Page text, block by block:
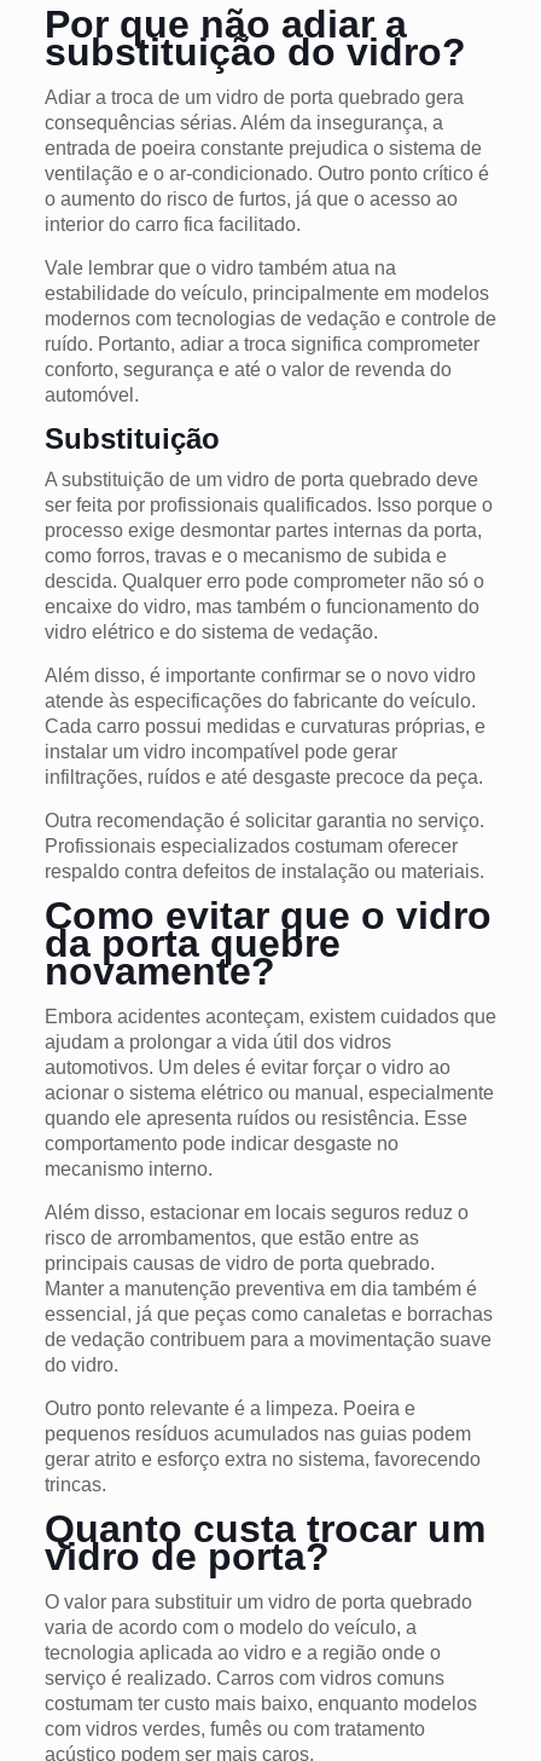
Por que não adiar a
substituição do vidro?
Adiar a troca de um vidro de porta quebrado gera
consequências sérias. Além da insegurança, a
entrada de poeira constante prejudica o sistema de
ventilação e o ar-condicionado. Outro ponto crítico é
o aumento do risco de furtos, já que o acesso ao
interior do carro fica facilitado.
Vale lembrar que o vidro também atua na
estabilidade do veículo, principalmente em modelos
modernos com tecnologias de vedação e controle de
ruído. Portanto, adiar a troca significa comprometer
conforto, segurança e até o valor de revenda do
automóvel.
Substituição
A substituição de um vidro de porta quebrado deve
ser feita por profissionais qualificados. Isso porque o
processo exige desmontar partes internas da porta,
como forros, travas e o mecanismo de subida e
descida. Qualquer erro pode comprometer não só o
encaixe do vidro, mas também o funcionamento do
vidro elétrico e do sistema de vedação.
Além disso, é importante confirmar se o novo vidro
atende às especificações do fabricante do veículo.
Cada carro possui medidas e curvaturas próprias, e
instalar um vidro incompatível pode gerar
infiltrações, ruídos e até desgaste precoce da peça.
Outra recomendação é solicitar garantia no serviço.
Profissionais especializados costumam oferecer
respaldo contra defeitos de instalação ou materiais.
Como evitar que o vidro
da porta quebre
novamente?
Embora acidentes aconteçam, existem cuidados que
ajudam a prolongar a vida útil dos vidros
automotivos. Um deles é evitar forçar o vidro ao
acionar o sistema elétrico ou manual, especialmente
quando ele apresenta ruídos ou resistência. Esse
comportamento pode indicar desgaste no
mecanismo interno.
Além disso, estacionar em locais seguros reduz o
risco de arrombamentos, que estão entre as
principais causas de vidro de porta quebrado.
Manter a manutenção preventiva em dia também é
essencial, já que peças como canaletas e borrachas
de vedação contribuem para a movimentação suave
do vidro.
Outro ponto relevante é a limpeza. Poeira e
pequenos resíduos acumulados nas guias podem
gerar atrito e esforço extra no sistema, favorecendo
trincas.
Quanto custa trocar um
vidro de porta?
O valor para substituir um vidro de porta quebrado
varia de acordo com o modelo do veículo, a
tecnologia aplicada ao vidro e a região onde o
serviço é realizado. Carros com vidros comuns
costumam ter custo mais baixo, enquanto modelos
com vidros verdes, fumês ou com tratamento
acústico podem ser mais caros.